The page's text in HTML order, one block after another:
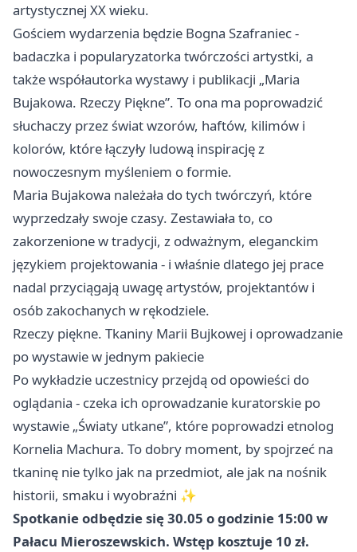
artystycznej XX wieku.
Gościem wydarzenia będzie Bogna Szafraniec -
badaczka i popularyzatorka twórczości artystki, a
także współautorka wystawy i publikacji „Maria
Bujakowa. Rzeczy Piękne”. To ona ma poprowadzić
słuchaczy przez świat wzorów, haftów, kilimów i
kolorów, które łączyły ludową inspirację z
nowoczesnym myśleniem o formie.
Maria Bujakowa należała do tych twórczyń, które
wyprzedzały swoje czasy. Zestawiała to, co
zakorzenione w tradycji, z odważnym, eleganckim
językiem projektowania - i właśnie dlatego jej prace
nadal przyciągają uwagę artystów, projektantów i
osób zakochanych w rękodziele.
Rzeczy piękne. Tkaniny Marii Bujkowej i oprowadzanie
po wystawie w jednym pakiecie
Po wykładzie uczestnicy przejdą od opowieści do
oglądania - czeka ich oprowadzanie kuratorskie po
wystawie „Światy utkane”, które poprowadzi etnolog
Kornelia Machura. To dobry moment, by spojrzeć na
tkaninę nie tylko jak na przedmiot, ale jak na nośnik
historii, smaku i wyobraźni ✨
Spotkanie odbędzie się 30.05 o godzinie 15:00 w
Pałacu Mieroszewskich. Wstęp kosztuje 10 zł.